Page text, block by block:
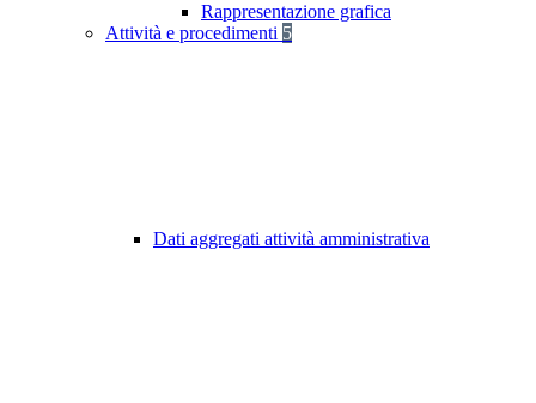
Rappresentazione grafica
Attività e procedimenti 5
Dati aggregati attività amministrativa